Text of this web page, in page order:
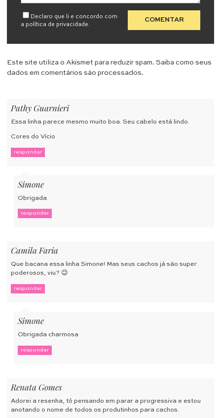
Declaro que li e concordo com
a política de privacidade.
Este site utiliza o Akismet para reduzir spam. Saiba como seus
dados em comentários são processados.
Pathy Guarnieri
Essa linha parece mesmo muito boa. Seu cabelo está lindo.
Cores do Vício
responder
Simone
Obrigada
responder
Camila Faria
Que bacana essa linha Simone! Mas seus cachos já são super
poderosos, viu? 😉
responder
Simone
Obrigada charmosa
responder
Renata Gomes
Adorei a resenha, tô pensando em parar a progressiva e estou
anotando o nome de todos os produtinhos para cachos.